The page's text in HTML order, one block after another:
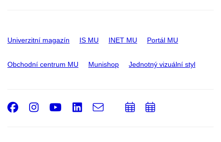
Univerzitní magazín IS MU INET MU Portál MU
Obchodní centrum MU Munishop Jednotný vizuální styl
Facebook
Instagram
Youtube
LinkedIn
e-
Email
PřidatPřidat